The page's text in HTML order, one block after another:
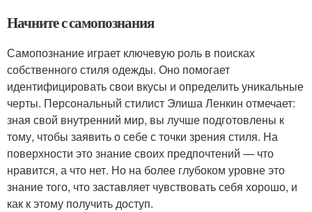
Начните с самопознания
Самопознание играет ключевую роль в поисках
собственного стиля одежды. Оно помогает
идентифицировать свои вкусы и определить уникальные
черты. Персональный стилист Элиша Ленкин отмечает:
зная свой внутренний мир, вы лучше подготовлены к
тому, чтобы заявить о себе с точки зрения стиля. На
поверхности это знание своих предпочтений — что
нравится, а что нет. Но на более глубоком уровне это
знание того, что заставляет чувствовать себя хорошо, и
как к этому получить доступ.